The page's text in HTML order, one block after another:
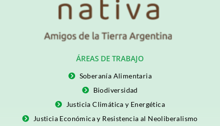
ÁREAS DE TRABAJO
Soberanía Alimentaria
Biodiversidad
Justicia Climática y Energética
Justicia Económica y Resistencia al Neoliberalismo